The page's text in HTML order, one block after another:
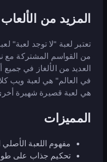
المزيد من
تعتبر لعبة "لا توجد لعبة"
من القواسم المشتركة مع
العديد من الألغاز في جميع
في العالم" هي لعبة ويب
هي لعبة قصيرة شهيرة
المميزات
مفهوم اللعبة الأصلي
تحكيم جذاب على